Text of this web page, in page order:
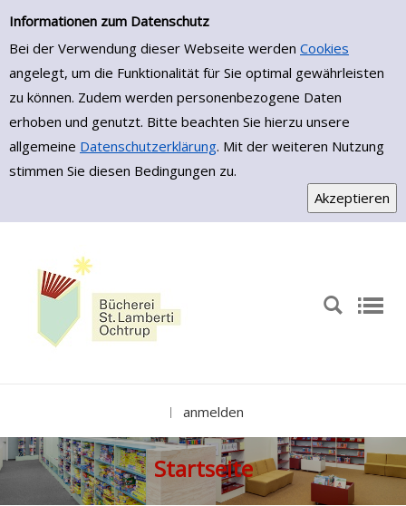
Informationen zum Datenschutz
Bei der Verwendung dieser Webseite werden Cookies
angelegt, um die Funktionalität für Sie optimal gewährleisten
zu können. Zudem werden personenbezogene Daten
erhoben und genutzt. Bitte beachten Sie hierzu unsere
allgemeine Datenschutzerklärung. Mit der weiteren Nutzung
stimmen Sie diesen Bedingungen zu.
Zur Detailanzeige springen
anmelden
Startseite